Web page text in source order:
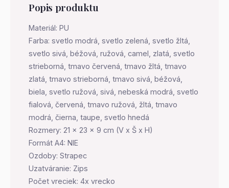
Popis produktu
Materiál: PU
Farba: svetlo modrá, svetlo zelená, svetlo žltá,
svetlo sivá, béžová, ružová, camel, zlatá, svetlo
strieborná, tmavo červená, tmavo žltá, tmavo
zlatá, tmavo strieborná, tmavo sivá, béžová,
biela, svetlo ružová, sivá, nebeská modrá, svetlo
fialová, červená, tmavo ružová, žltá, tmavo
modrá, čierna, taupe, svetlo hnedá
Rozmery: 21 x 23 x 9 cm (V x Š x H)
Formát A4: NIE
Ozdoby: Strapec
Uzatváranie: Zips
Počet vreciek: 4x vrecko